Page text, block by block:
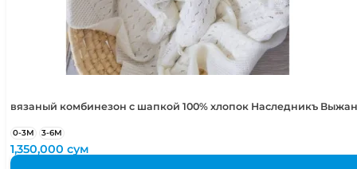
вязаный комбинезон с шапкой 100% хлопок Наследникъ
0-3М 3-6М
1,350,000сум